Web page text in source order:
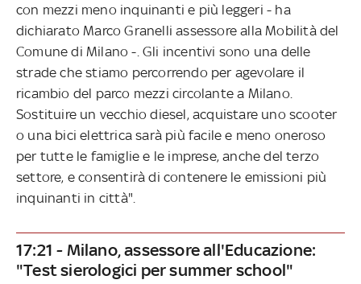
con mezzi meno inquinanti e più leggeri - ha
dichiarato Marco Granelli assessore alla Mobilità del
Comune di Milano -. Gli incentivi sono una delle
strade che stiamo percorrendo per agevolare il
ricambio del parco mezzi circolante a Milano.
Sostituire un vecchio diesel, acquistare uno scooter
o una bici elettrica sarà più facile e meno oneroso
per tutte le famiglie e le imprese, anche del terzo
settore, e consentirà di contenere le emissioni più
inquinanti in città".
17:21 - Milano, assessore all'Educazione:
"Test sierologici per summer school"